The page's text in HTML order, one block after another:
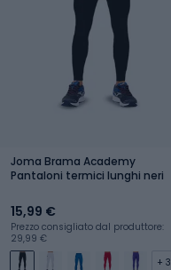
Joma Brama Academy
Pantaloni termici lunghi neri
15,99 €
Prezzo consigliato dal produttore:
29,99 €
+ 3